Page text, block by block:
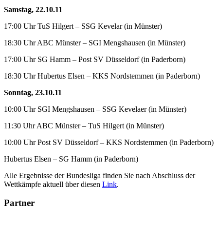
Samstag, 22.10.11
17:00 Uhr TuS Hilgert – SSG Kevelar (in Münster)
18:30 Uhr ABC Münster – SGI Mengshausen (in Münster)
17:00 Uhr SG Hamm – Post SV Düsseldorf (in Paderborn)
18:30 Uhr Hubertus Elsen – KKS Nordstemmen (in Paderborn)
Sonntag, 23.10.11
10:00 Uhr SGI Mengshausen – SSG Kevelaer (in Münster)
11:30 Uhr ABC Münster – TuS Hilgert (in Münster)
10:00 Uhr Post SV Düsseldorf – KKS Nordstemmen (in Paderborn)
Hubertus Elsen – SG Hamm (in Paderborn)
Alle Ergebnisse der Bundesliga finden Sie nach Abschluss der
Wettkämpfe aktuell über diesen Link.
Partner